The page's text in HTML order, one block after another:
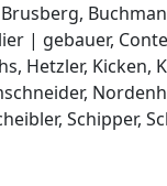
| gebauer,
Hetzler, Kicken,
Schipper,